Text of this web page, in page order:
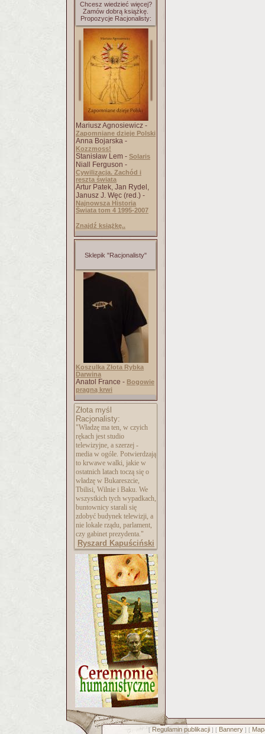
Chcesz wiedzieć więcej?
Zamów dobrą książkę.
Propozycje Racjonalisty:
Mariusz Agnosiewicz -
Zapomniane dzieje Polski
Anna Bojarska -
Kozzmoss!
Stanisław Lem - Solaris
Niall Ferguson -
Cywilizacja. Zachód i
reszta świata
Artur Patek, Jan Rydel,
Janusz J. Węc (red.) -
Najnowsza Historia
Świata tom 4 1995-2007
Znajdź książkę..
Sklepik "Racjonalisty"
Koszulka Złota Rybka
Darwina
Anatol France - Bogowie
pragną krwi
Złota myśl
Racjonalisty:
"Władzę ma ten, w czyich
rękach jest studio
telewizyjne, a szerzej -
media w ogóle. Potwierdzają
to krwawe walki, jakie w
ostatnich latach toczą się o
władzę w Bukareszcie,
Tbilisi, Wilnie i Baku. We
wszystkich tych wypadkach,
buntownicy starali się
zdobyć budynek telewizji, a
nie lokale rządu, parlament,
czy gabinet prezydenta."
Ryszard Kapuściński
[ Regulamin publikacji] [ Bannery] [